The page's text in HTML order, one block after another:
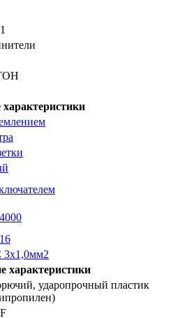
характеристики
ударопрочный пластик